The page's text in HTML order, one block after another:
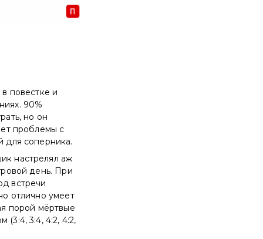
повестке и
90%
но он
проблемы с
для соперника.
настрелял аж
день. При
встречи
отлично умеет
порой мёртвые
(3:4, 3:4, 4:2, 4:2,